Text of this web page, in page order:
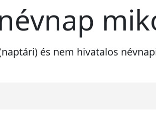
és nem hivatalos